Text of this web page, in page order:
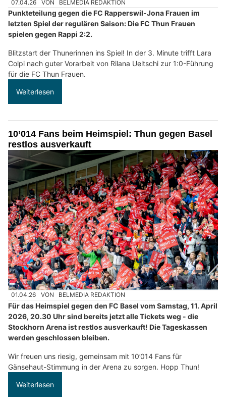
07.04.26 VON BELMEDIA REDAKTION
Punkteteilung gegen die FC Rapperswil-Jona Frauen im
letzten Spiel der regulären Saison: Die FC Thun Frauen
spielen gegen Rappi 2:2.
Blitzstart der Thunerinnen ins Spiel! In der 3. Minute trifft Lara
Colpi nach guter Vorarbeit von Rilana Ueltschi zur 1:0-Führung
für die FC Thun Frauen.
Weiterlesen
10’014 Fans beim Heimspiel: Thun gegen Basel
restlos ausverkauft
01.04.26 VON BELMEDIA REDAKTION
Für das Heimspiel gegen den FC Basel vom Samstag, 11. April
2026, 20.30 Uhr sind bereits jetzt alle Tickets weg - die
Stockhorn Arena ist restlos ausverkauft! Die Tageskassen
werden geschlossen bleiben.
Wir freuen uns riesig, gemeinsam mit 10’014 Fans für
Gänsehaut-Stimmung in der Arena zu sorgen. Hopp Thun!
Weiterlesen